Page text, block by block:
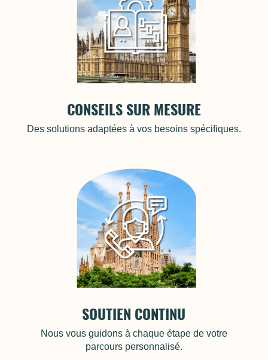
CONSEILS SUR MESURE
Des solutions adaptées à vos besoins spécifiques.
SOUTIEN CONTINU
Nous vous guidons à chaque étape de votre
parcours personnalisé.